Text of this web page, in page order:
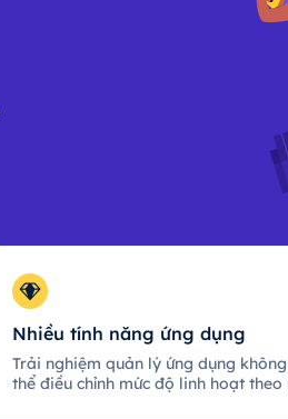
Nhiều tính năng ứng dụng
Trải nghiệm quản lý ứng dụng
thể điều chỉnh mức độ linh hoạt theo